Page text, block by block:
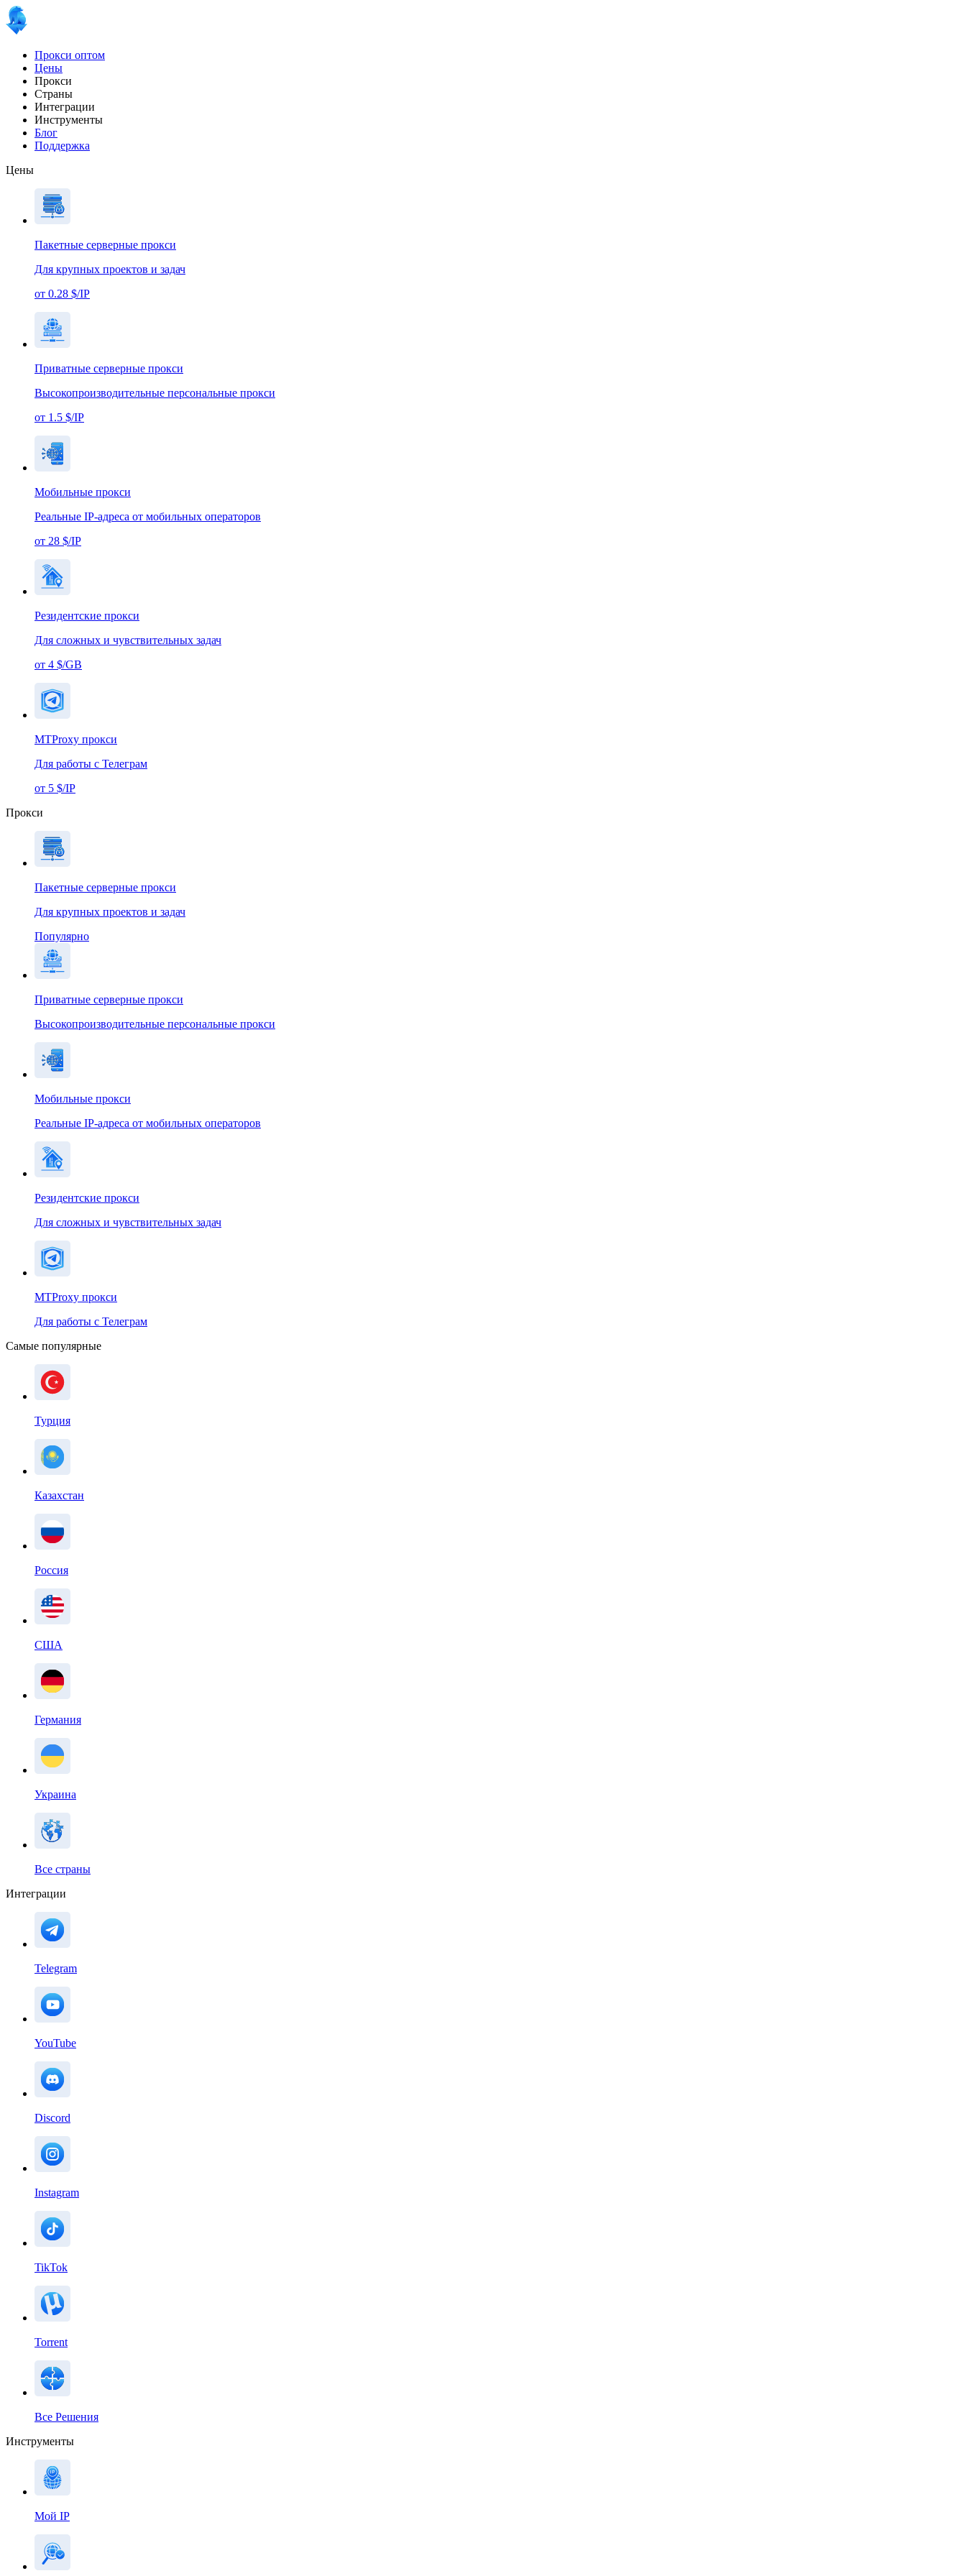
Прокси оптом
Цены
Прокси
Страны
Интеграции
Инструменты
Блог
Поддержка
Цены
Пакетные серверные прокси
Для крупных проектов и задач
от 0.28 $/IP
Приватные серверные прокси
Высокопроизводительные персональные прокси
от 1.5 $/IP
Мобильные прокси
Реальные IP-адреса от мобильных операторов
от 28 $/IP
Резидентские прокси
Для сложных и чувствительных задач
от 4 $/GB
MTProxy прокси
Для работы с Телеграм
от 5 $/IP
Прокси
Пакетные серверные прокси
Для крупных проектов и задач
Популярно
Приватные серверные прокси
Высокопроизводительные персональные прокси
Мобильные прокси
Реальные IP-адреса от мобильных операторов
Резидентские прокси
Для сложных и чувствительных задач
MTProxy прокси
Для работы с Телеграм
Самые популярные
Турция
Казахстан
Россия
США
Германия
Украина
Все страны
Интеграции
Telegram
YouTube
Discord
Instagram
TikTok
Torrent
Все Решения
Инструменты
Мой IP